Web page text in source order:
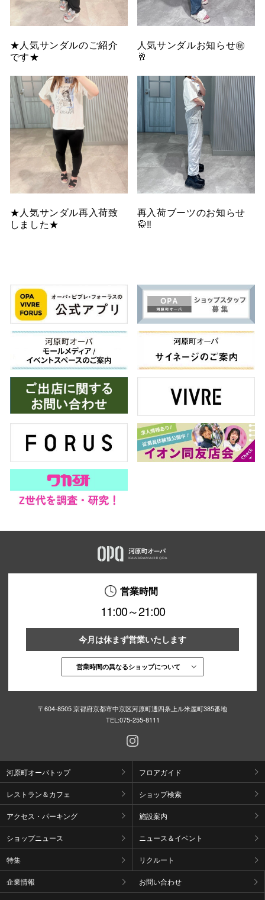
★人気サンダルのご紹介
です★
人気サンダルお知らせ㊙️
🥂
★人気サンダル再入荷致
しました★
再入荷ブーツのお知らせ
🥋‼️
営業時間
11:00～21:00
今月は休まず営業いたします
営業時間の異なるショップについて
〒604-8505 京都府京都市中京区河原町通四条上ル米屋町385番地
TEL:075-255-8111
河原町オーパトップ フロアガイド
レストラン＆カフェ ショップ検索
アクセス・パーキング 施設案内
ショップニュース ニュース＆イベント
特集 リクルート
企業情報 お問い合わせ